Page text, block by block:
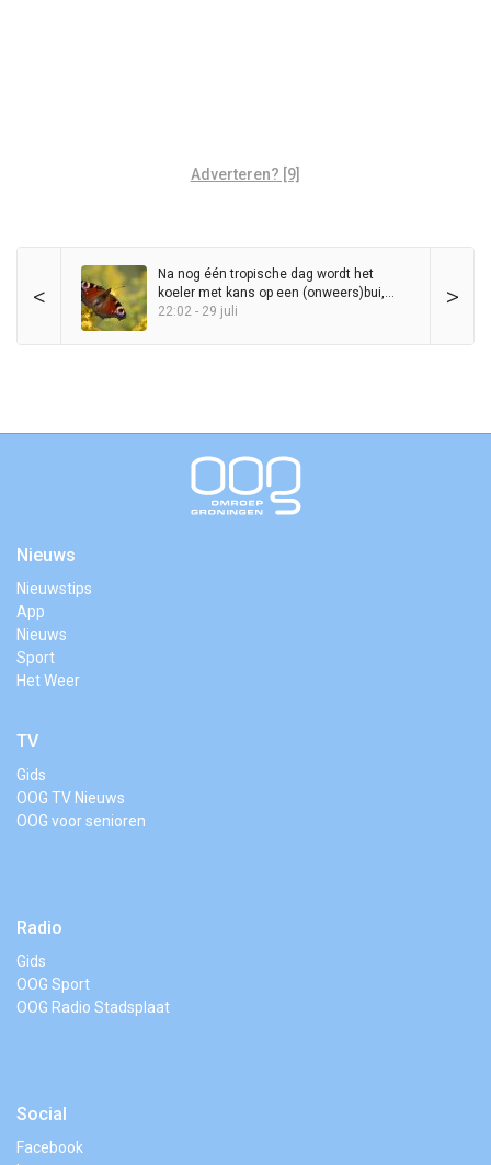
Adverteren? [9]
< >
Na nog één tropische dag wordt het
koeler met kans op een (onweers)bui,
maar zomer blijft in het zadel
22:02 - 29 juli
Nieuws
Nieuwstips
App
Nieuws
Sport
Het Weer
TV
Gids
OOG TV Nieuws
OOG voor senioren
Radio
Gids
OOG Sport
OOG Radio Stadsplaat
Social
Facebook